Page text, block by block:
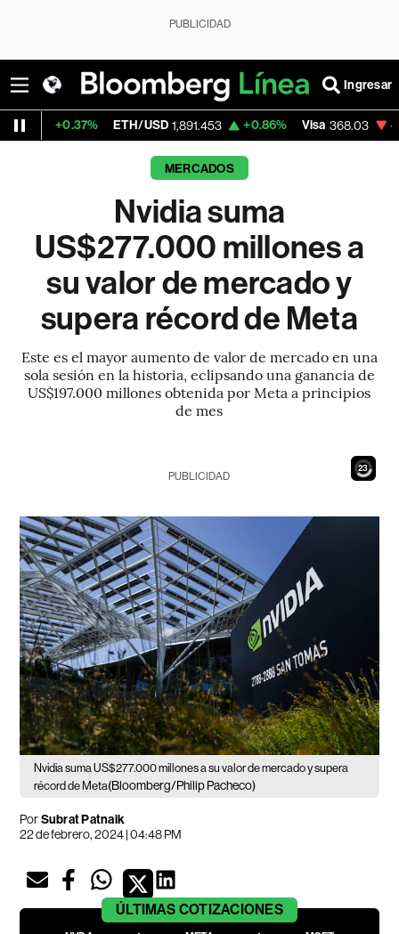
PUBLICIDAD
Ingresar
ETH/USD 1,891.453 +0.86% Visa 368.03 -0.42%
MERCADOS
Nvidia suma
US$277.000 millones a
su valor de mercado y
supera récord de Meta
Este es el mayor aumento de valor de mercado en una
sola sesión en la historia, eclipsando una ganancia de
US$197.000 millones obtenida por Meta a principios
de mes
21
PUBLICIDAD
Nvidia suma US$277.000 millones a su valor de mercado y supera
récord de Meta(Bloomberg/Philip Pacheco)
PorSubrat Patnaik
22 de febrero, 2024 | 04:48 PM
ÚLTIMAS COTIZACIONES